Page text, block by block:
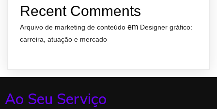
Recent Comments
Arquivo de marketing de conteúdo em Designer gráfico:
carreira, atuação e mercado
Ao Seu Serviço